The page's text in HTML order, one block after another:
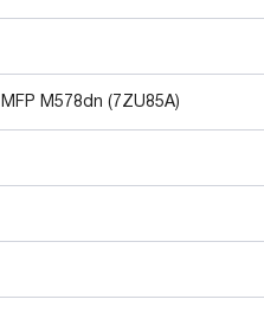
M578dn (7ZU85A)